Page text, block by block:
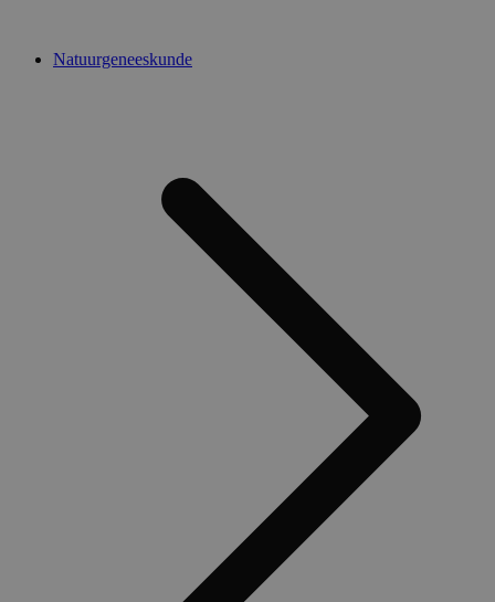
Natuurgeneeskunde